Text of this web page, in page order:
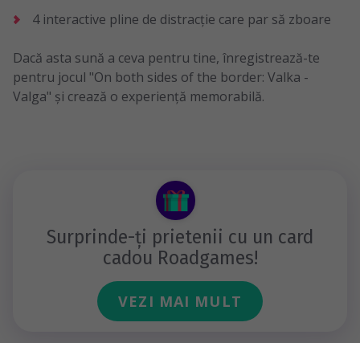
4 interactive pline de distracție care par să zboare
Dacă asta sună a ceva pentru tine, înregistrează-te
pentru jocul "On both sides of the border: Valka -
Valga" și crează o experiență memorabilă.
Surprinde-ți prietenii cu un card
cadou Roadgames!
VEZI MAI MULT